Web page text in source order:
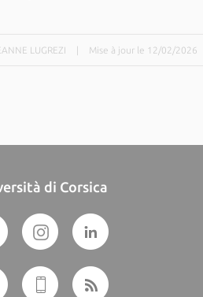
LUGREZI Mise à jour le 12/02/2026
di Corsica